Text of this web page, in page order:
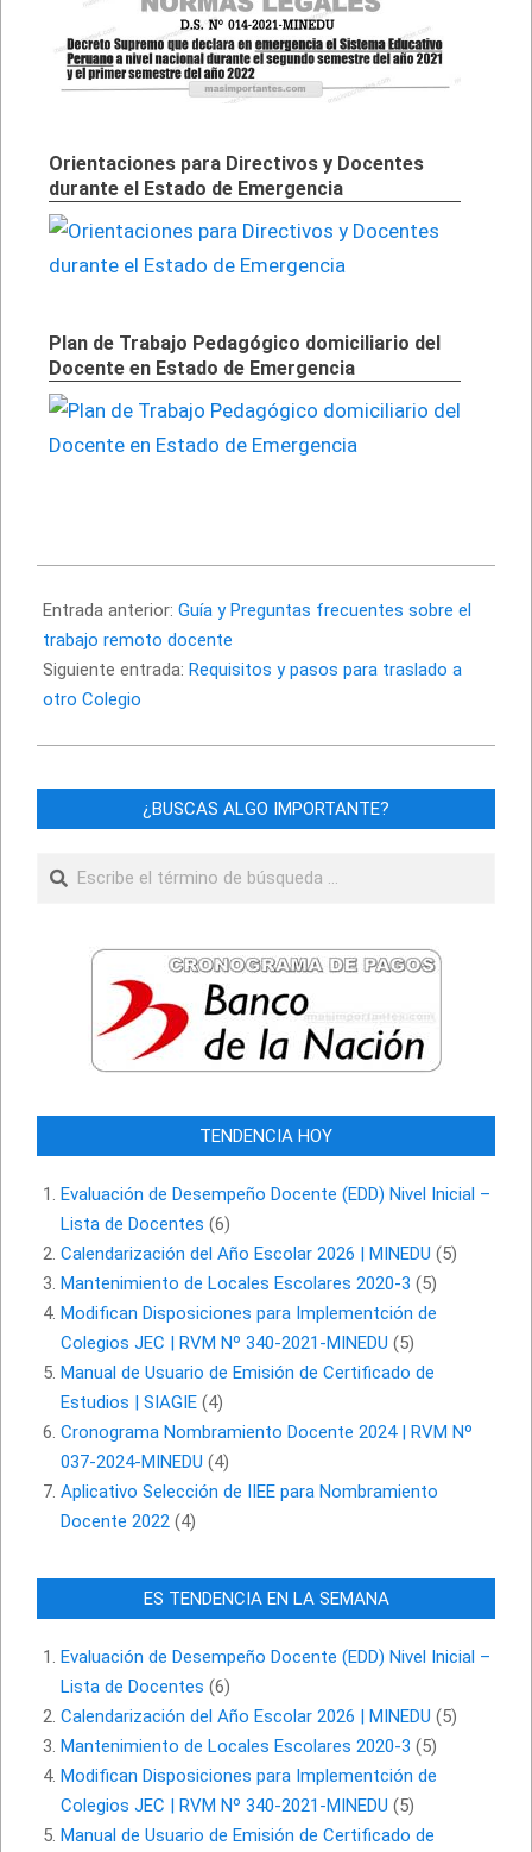
Orientaciones para Directivos y Docentes
durante el Estado de Emergencia
Plan de Trabajo Pedagógico domiciliario del
Docente en Estado de Emergencia
04-
23
Entrada anterior: Guía y Preguntas frecuentes sobre el
trabajo remoto docente
Siguiente entrada: Requisitos y pasos para traslado a
otro Colegio
¿BUSCAS ALGO IMPORTANTE?
TENDENCIA HOY
Evaluación de Desempeño Docente (EDD) Nivel Inicial –
Lista de Docentes (6)
Calendarización del Año Escolar 2026 | MINEDU (5)
Mantenimiento de Locales Escolares 2020-3 (5)
Modifican Disposiciones para Implementción de
Colegios JEC | RVM Nº 340-2021-MINEDU (5)
Manual de Usuario de Emisión de Certificado de
Estudios | SIAGIE (4)
Cronograma Nombramiento Docente 2024 | RVM Nº
037-2024-MINEDU (4)
Aplicativo Selección de IIEE para Nombramiento
Docente 2022 (4)
ES TENDENCIA EN LA SEMANA
Evaluación de Desempeño Docente (EDD) Nivel Inicial –
Lista de Docentes (6)
Calendarización del Año Escolar 2026 | MINEDU (5)
Mantenimiento de Locales Escolares 2020-3 (5)
Modifican Disposiciones para Implementción de
Colegios JEC | RVM Nº 340-2021-MINEDU (5)
Manual de Usuario de Emisión de Certificado de